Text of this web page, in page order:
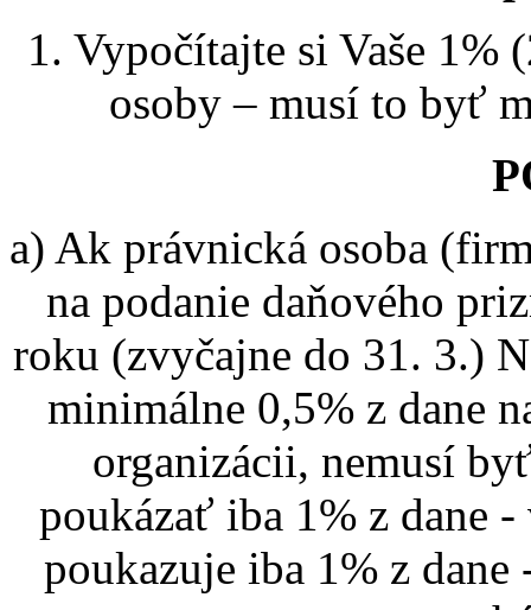
1. Vypočítajte si Vaše 1%
osoby – musí to byť
a) Ak právnická osoba
na podanie daňového
roku (zvyčajne do 31. 3.)
minimálne 0,5% z dane
organizácii, nemusí
poukázať iba 1% z dane
poukazuje iba 1% z